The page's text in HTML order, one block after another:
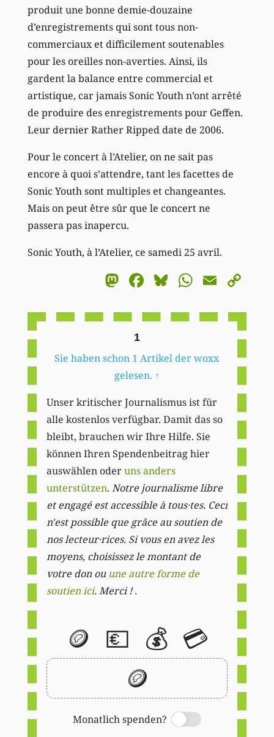
produit une bonne demie-douzaine
d’enregistrements qui sont tous non-
commerciaux et difficilement soutenables
pour les oreilles non-averties. Ainsi, ils
gardent la balance entre commercial et
artistique, car jamais Sonic Youth n’ont arrêté
de produire des enregistrements pour Geffen.
Leur dernier Rather Ripped date de 2006.
Pour le concert à l’Atelier, on ne sait pas
encore à quoi s’attendre, tant les facettes de
Sonic Youth sont multiples et changeantes.
Mais on peut être sûr que le concert ne
passera pas inapercu.
Sonic Youth, à l’Atelier, ce samedi 25 avril.
Mastodon
Facebook
BlueskyEmail
1
Sie haben schon 1 Artikel der woxx
gelesen. ↑
Unser kritischer Journalismus ist für
alle kostenlos verfügbar. Damit das so
bleibt, brauchen wir Ihre Hilfe. Sie
können Ihren Spendenbeitrag hier
auswählen oderuns anders
unterstützen. Notre journalisme libre
et engagé est accessible à tous·tes. Ceci
n'est possible que grâce au soutien de
nos lecteur·rices. Si vous en avez les
moyens, choisissez le montant de
votre don ou une autre forme de
soutien ici. Merci ! .
🪙 💶 💰 💳
🪙
Monatlich spenden?
Switch